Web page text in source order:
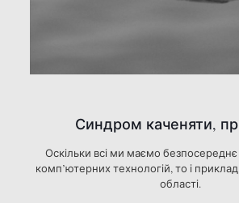
Синдром каченяти,
Оскільки всі ми маємо
комп’ютерних технологій, то і
області.